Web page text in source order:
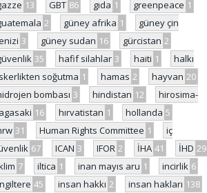
13 GBT 86 gıda 1 greenpeace 1
2 güney afrika 1
güney çin
3 güney sudan 16 gürcistan 2
35 hafif silahlar 3 haiti 1
halkı
soğutma 1 hamas 2 hayvan 20
bombası 3 hindistan 12
hirosima-
16 hırvatistan 1 hollanda 5
31 Human Rights Committee 1
iç
67 ICAN 3 IFOR 2 İHA 41 İHD 29
7 iltica 1 inan mayıs aru 1 incirlik 6
45 insan hakkı 2 insan hakları 138